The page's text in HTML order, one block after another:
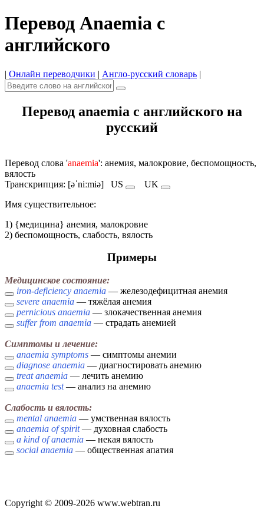
Перевод Anaemia с
английского
| Онлайн переводчики | Англо-русский словарь |
Перевод anaemia с английского на
русский
Перевод слова 'anaemia': анемия, малокровие, беспомощность,
вялость
Транскрипция: [əˈniːmiə] US
UK
Имя cуществительное:
1) {медицина} анемия, малокровие
2) беспомощность, слабость, вялость
Примеры
Медицинское состояние:
iron-deficiency anaemia — железодефицитная анемия
severe anaemia — тяжёлая анемия
pernicious anaemia — злокачественная анемия
suffer from anaemia — страдать анемией
Симптомы и лечение:
anaemia symptoms — симптомы анемии
diagnose anaemia — диагностировать анемию
treat anaemia — лечить анемию
anaemia test— анализ на анемию
Слабость и вялость:
mental anaemia — умственная вялость
anaemia of spirit— духовная слабость
a kind of anaemia — некая вялость
social anaemia — общественная апатия
Copyright © 2009-2026 www.webtran.ru